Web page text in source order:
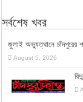
সর্বশেষ খবর
জুলাই অভ্যুত্থানে চাঁদপুরের
August 5, 2026